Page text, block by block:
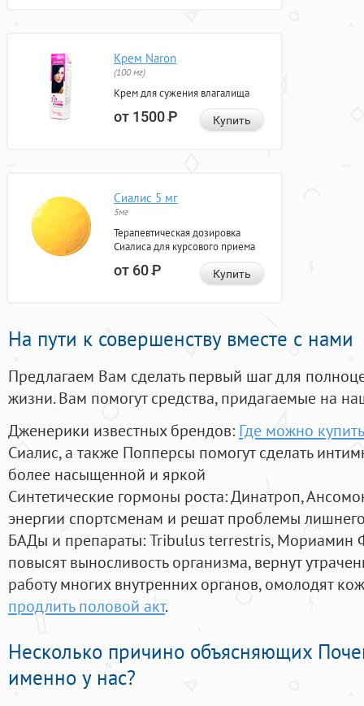
Крем Naron
(100 мг)
Крем для сужения влагалища
от 1500Р Купить
Сиалис 5 мг
5мг
Терапевтическая дозировка
Сиалиса для курсового приема
от 60Р Купить
На пути к совершенству вместе с нами
Предлагаем Вам сделать первый шаг для
жизни. Вам помогут средства, придагаемые на
Дженерики известных брендов: Где можно
Сиалис, а также Попперсы помогут сделать
более насыщенной и яркой
Синтетические гормоны роста: Динатроп,
энергии спортсменам и решат проблемы
БАДы и препараты:Tribulus terrestris, Мориамин
повысят выносливость организма, вернут
работу многих внутренних органов, омолодят
продлить половой акт.
Несколько причино объясняющих
именно у нас?